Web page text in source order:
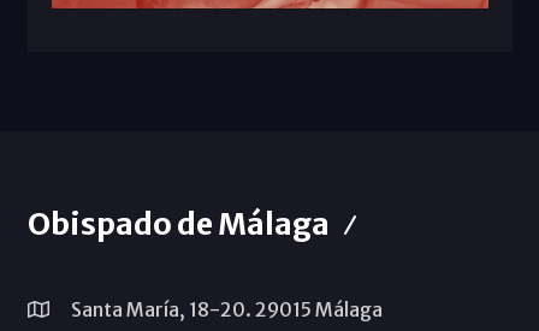
Obispado de Málaga
Santa María, 18-20. 29015 Málaga